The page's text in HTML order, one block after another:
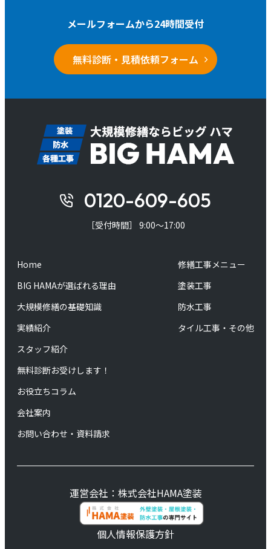
メールフォームから24時間受付
無料診断・見積依頼フォーム
0120-609-605
［受付時間］ 9:00～17:00
Home
BIG HAMAが選ばれる理由
大規模修繕の基礎知識
実績紹介
スタッフ紹介
修繕工事メニュー
塗装工事
防水工事
タイル工事・その他
無料診断お受けします！
お役立ちコラム
会社案内
お問い合わせ・資料請求
運営会社：株式会社HAMA塗装
個人情報保護方針